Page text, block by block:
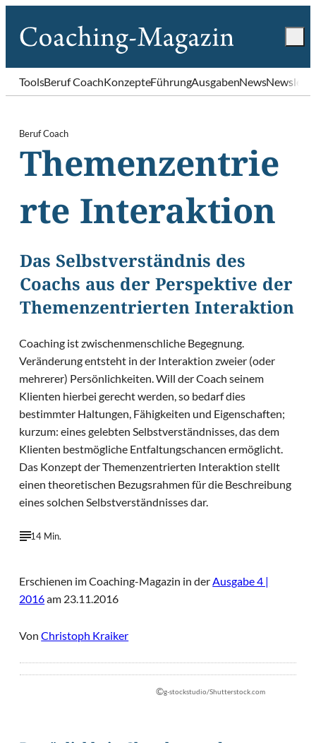
ToolsBeruf CoachKonzepteFührungAusgabenNews
Beruf Coach
Themenzentrie
rte Interaktion
Das Selbstverständnis des
Coachs aus der Perspektive der
Themenzentrierten Interaktion
Coaching ist zwischenmenschliche Begegnung.
Veränderung entsteht in der Interaktion zweier (oder
mehrerer) Persönlichkeiten. Will der Coach seinem
Klienten hierbei gerecht werden, so bedarf dies
bestimmter Haltungen, Fähigkeiten und Eigenschaften;
kurzum: eines gelebten Selbstverständnisses, das dem
Klienten bestmögliche Entfaltungschancen ermöglicht.
Das Konzept der Themenzentrierten Interaktion stellt
einen theoretischen Bezugsrahmen für die Beschreibung
eines solchen Selbstverständnisses dar.
14 Min.
Erschienen im Coaching-Magazin in derAusgabe 4 |
2016am 23.11.2016
VonChristoph Kraiker
©g-stockstudio/Shutterstock.com